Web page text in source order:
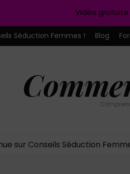
Séduction Femmes ! Blog
sur Conseils Séduction
Vidéo gratuite